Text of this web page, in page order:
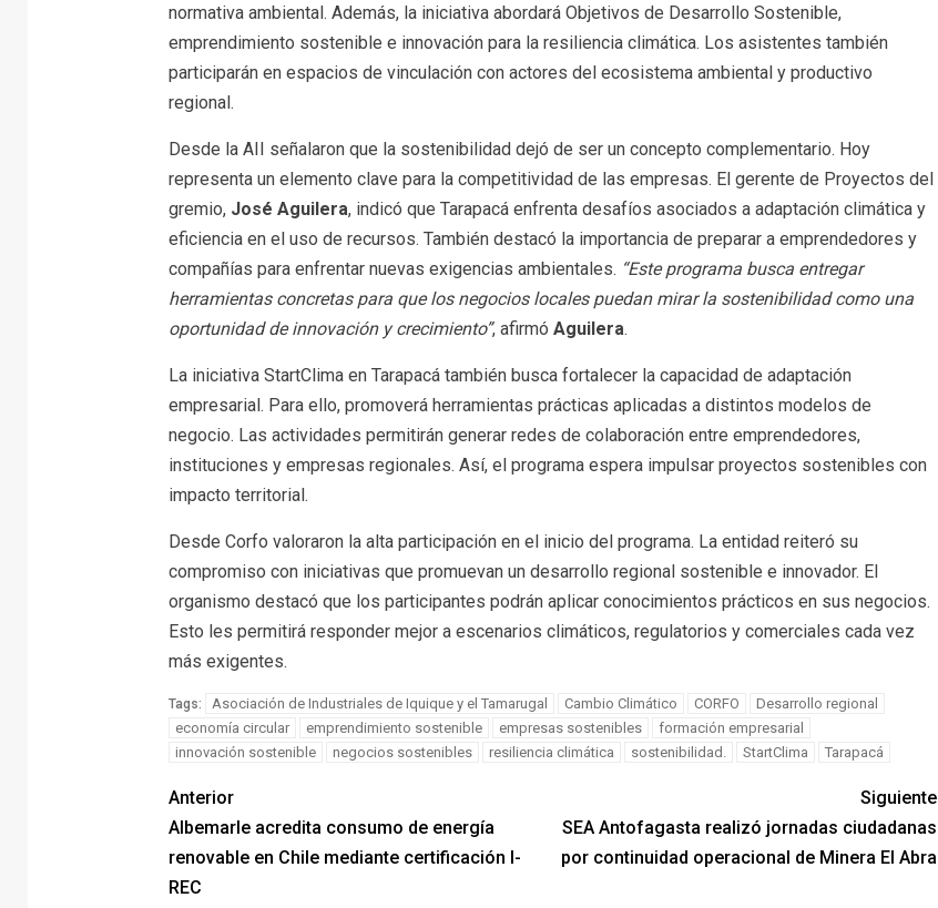
normativa ambiental. Además, la iniciativa abordará Objetivos de Desarrollo Sostenible,
emprendimiento sostenible e innovación para la resiliencia climática. Los asistentes también
participarán en espacios de vinculación con actores del ecosistema ambiental y productivo
regional.
Desde la AII señalaron que la sostenibilidad dejó de ser un concepto complementario. Hoy
representa un elemento clave para la competitividad de las empresas. El gerente de Proyectos del
gremio, José Aguilera, indicó que Tarapacá enfrenta desafíos asociados a adaptación climática y
eficiencia en el uso de recursos. También destacó la importancia de preparar a emprendedores y
compañías para enfrentar nuevas exigencias ambientales. “Este programa busca entregar
herramientas concretas para que los negocios locales puedan mirar la sostenibilidad como una
oportunidad de innovación y crecimiento”, afirmó Aguilera.
La iniciativa StartClima en Tarapacá también busca fortalecer la capacidad de adaptación
empresarial. Para ello, promoverá herramientas prácticas aplicadas a distintos modelos de
negocio. Las actividades permitirán generar redes de colaboración entre emprendedores,
instituciones y empresas regionales. Así, el programa espera impulsar proyectos sostenibles con
impacto territorial.
Desde Corfo valoraron la alta participación en el inicio del programa. La entidad reiteró su
compromiso con iniciativas que promuevan un desarrollo regional sostenible e innovador. El
organismo destacó que los participantes podrán aplicar conocimientos prácticos en sus negocios.
Esto les permitirá responder mejor a escenarios climáticos, regulatorios y comerciales cada vez
más exigentes.
Tags: Asociación de Industriales de Iquique y el Tamarugal Cambio Climático CORFO
Desarrollo regional
economía circular
emprendimiento sostenible empresas sostenibles
formación empresarial
innovación sostenible
negocios sostenibles resiliencia climática sostenibilidad. StartClima Tarapacá
Anterior
Albemarle acredita consumo de energía
renovable en Chile mediante certificación I-
REC
Siguiente
SEA Antofagasta realizó jornadas ciudadanas
por continuidad operacional de Minera El Abra